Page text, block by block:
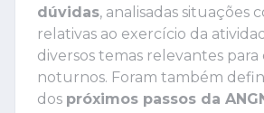
dúvidas, analisadas situações
relativas ao exercício da
diversos temas relevantes para
noturnos. Foram também
dos próximos passos da